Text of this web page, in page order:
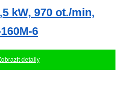
kW, 970 ot./min,
6
detaily